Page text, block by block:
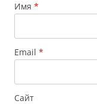
Имя *
Email *
Сайт